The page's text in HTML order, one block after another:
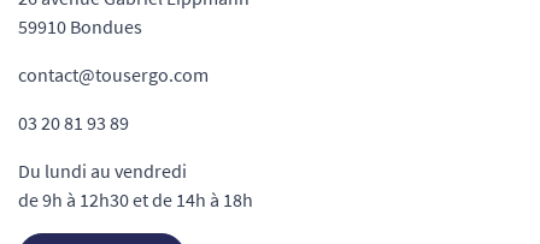
59910 Bondues
contact@tousergo.com
03 20 81 93 89
Du lundi au vendredi
de 9h à 12h30 et de 14h à 18h